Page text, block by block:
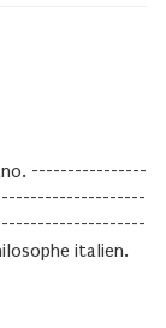
----------------
italien.